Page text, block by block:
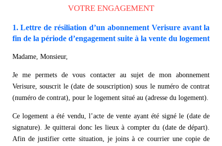
VOTRE ENGAGEMENT
1. Lettre de résiliation d’un abonnement Verisure avant la
fin de la période d’engagement suite à la vente du logement
Madame, Monsieur,
Je me permets de vous contacter au sujet de mon abonnement
Verisure, souscrit le (date de souscription) sous le numéro de contrat
(numéro de contrat), pour le logement situé au (adresse du logement).
Ce logement a été vendu, l’acte de vente ayant été signé le (date de
signature). Je quitterai donc les lieux à compter du (date de départ).
Afin de justifier cette situation, je joins à ce courrier une copie de